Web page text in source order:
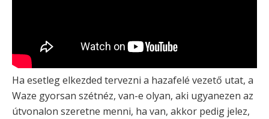
Ha esetleg elkezded tervezni a hazafelé vezető utat, a
Waze gyorsan szétnéz, van-e olyan, aki ugyanezen az
útvonalon szeretne menni, ha van, akkor pedig jelez,